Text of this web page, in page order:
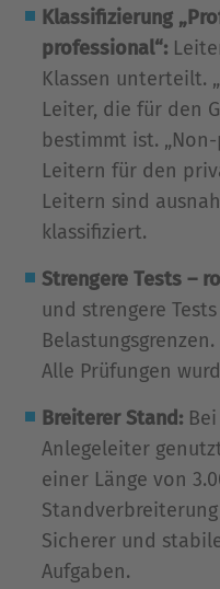
Klassifizierung
professional“:
Klassen unterteilt.
Leiter, die für den
bestimmt ist.
Leitern für den
Leitern sind
klassifiziert.
Strengere Tests –
und strengere
Alle Prüfungen
Breiterer Stand:Bei
Anlegeleiter
einer Länge von
Sicherer und
Aufgaben.